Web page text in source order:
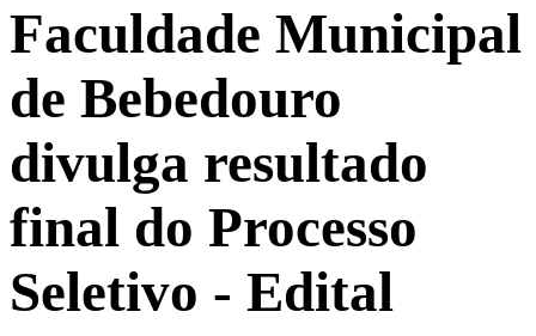
Faculdade Municipal
de Bebedouro
divulga resultado
final do Processo
Seletivo - Edital